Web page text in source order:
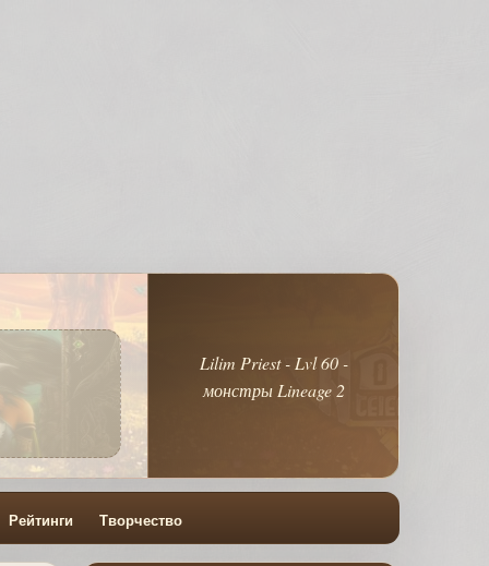
Lilim Priest - Lvl 60 -
монстры Lineage 2
Рейтинги Творчество